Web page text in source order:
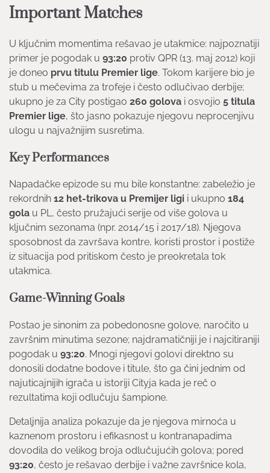
Important Matches
U ključnim momentima rešavao je utakmice: najpoznatiji
primer je pogodak u 93:20 protiv QPR (13. maj 2012) koji
je doneo prvu titulu Premier lige. Tokom karijere bio je
stub u mečevima za trofeje i često odlučivao derbije;
ukupno je za City postigao 260 golova i osvojio 5 titula
Premier lige, što jasno pokazuje njegovu neprocenjivu
ulogu u najvažnijim susretima.
Key Performances
Napadačke epizode su mu bile konstantne: zabeležio je
rekordnih 12 het-trikova u Premijer ligi i ukupno 184
gola u PL, često pružajući serije od više golova u
ključnim sezonama (npr. 2014/15 i 2017/18). Njegova
sposobnost da završava kontre, koristi prostor i postiže
iz situacija pod pritiskom često je preokretala tok
utakmica.
Game-Winning Goals
Postao je sinonim za pobedonosne golove, naročito u
završnim minutima sezone; najdramatičniji je i najcitiraniji
pogodak u 93:20. Mnogi njegovi golovi direktno su
donosili dodatne bodove i titule, što ga čini jednim od
najuticajnijih igrača u istoriji Cityja kada je reč o
rezultatima koji odlučuju šampione.
Detaljnija analiza pokazuje da je njegova mirnoća u
kaznenom prostoru i efikasnost u kontranapadima
dovodila do velikog broja odlučujućih golova; pored
93:20, često je rešavao derbije i važne završnice kola,